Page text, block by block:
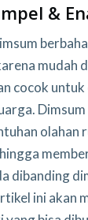
&
mudah
cocok untuk
olahan
dibanding
ini akan